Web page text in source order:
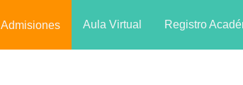
Admisiones Aula Virtual Registro